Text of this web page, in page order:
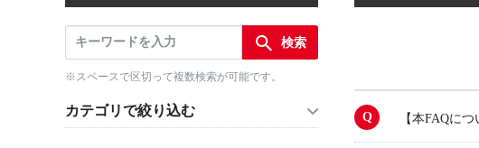
※スペースで区切って複数検索が可能です。
カテゴリで絞り込む
【本FAQにつ